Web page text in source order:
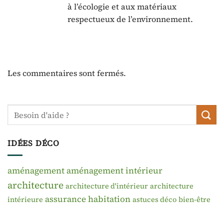
à l’écologie et aux matériaux
respectueux de l’environnement.
Les commentaires sont fermés.
IDÉES DÉCO
aménagementaménagement intérieur
architecture architecture d'intérieur architecture
intérieure assurance habitation astuces déco bien-être